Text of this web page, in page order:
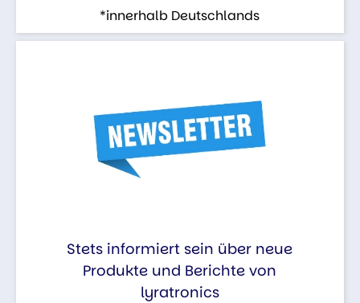
*innerhalb Deutschlands
Stets informiert sein über neue
Produkte und Berichte von
lyratronics